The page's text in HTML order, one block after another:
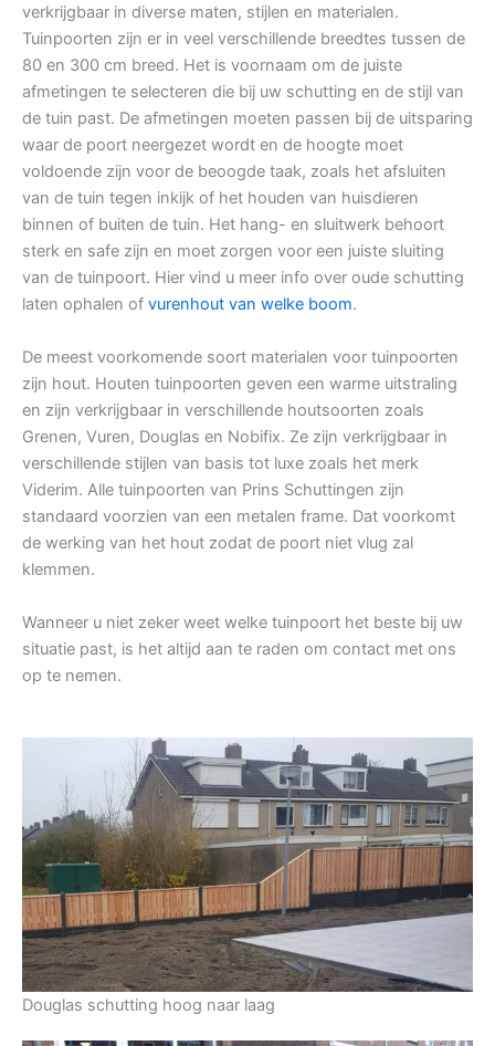
verkrijgbaar in diverse maten, stijlen en materialen.
Tuinpoorten zijn er in veel verschillende breedtes tussen de
80 en 300 cm breed. Het is voornaam om de juiste
afmetingen te selecteren die bij uw schutting en de stijl van
de tuin past. De afmetingen moeten passen bij de uitsparing
waar de poort neergezet wordt en de hoogte moet
voldoende zijn voor de beoogde taak, zoals het afsluiten
van de tuin tegen inkijk of het houden van huisdieren
binnen of buiten de tuin. Het hang- en sluitwerk behoort
sterk en safe zijn en moet zorgen voor een juiste sluiting
van de tuinpoort. Hier vind u meer info over oude schutting
laten ophalen of vurenhout van welke boom.
De meest voorkomende soort materialen voor tuinpoorten
zijn hout. Houten tuinpoorten geven een warme uitstraling
en zijn verkrijgbaar in verschillende houtsoorten zoals
Grenen, Vuren, Douglas en Nobifix. Ze zijn verkrijgbaar in
verschillende stijlen van basis tot luxe zoals het merk
Viderim. Alle tuinpoorten van Prins Schuttingen zijn
standaard voorzien van een metalen frame. Dat voorkomt
de werking van het hout zodat de poort niet vlug zal
klemmen.
Wanneer u niet zeker weet welke tuinpoort het beste bij uw
situatie past, is het altijd aan te raden om contact met ons
op te nemen.
Douglas schutting hoog naar laag